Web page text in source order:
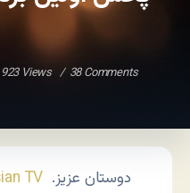
923 Views 38 Comments
دوستان عزیز.